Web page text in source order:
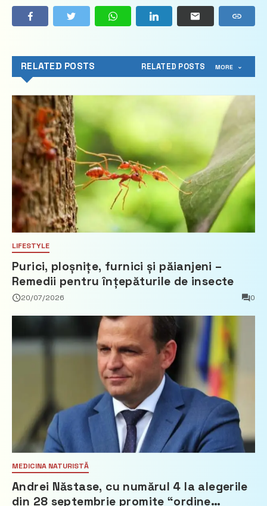
RELATED POSTS RELATED POSTS MORE
LIFESTYLE
Purici, ploșnițe, furnici și păianjeni –
Remedii pentru înțepăturile de insecte
20/07/2026 0
MEDICINA NATURISTĂ
Andrei Năstase, cu numărul 4 la alegerile
din 28 septembrie promite “ordine